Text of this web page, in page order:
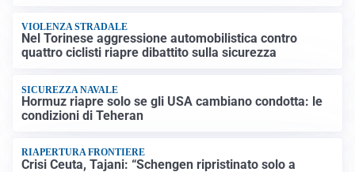
VIOLENZA STRADALE
Nel Torinese aggressione automobilistica contro
quattro ciclisti riapre dibattito sulla sicurezza
SICUREZZA NAVALE
Hormuz riapre solo se gli USA cambiano condotta: le
condizioni di Teheran
RIAPERTURA FRONTIERE
Crisi Ceuta, Tajani: “Schengen ripristinato solo a